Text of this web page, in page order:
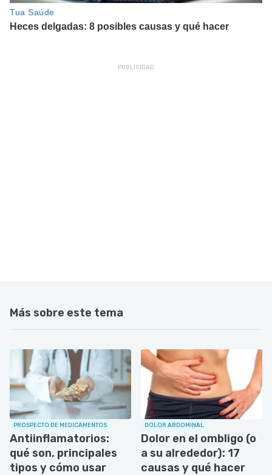
Más sobre este tema
PROSPECTO DE MEDICAMENTOS
Antiinflamatorios:
qué son, principales
tipos y cómo usar
DOLOR ABDOMINAL
Dolor en el ombligo (o
a su alrededor): 17
causas y qué hacer